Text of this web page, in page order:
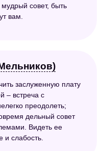
совет, быть
вам.
заслуженную плату
– встреча с
преодолеть;
дельный совет
Видеть ее
и слабость.